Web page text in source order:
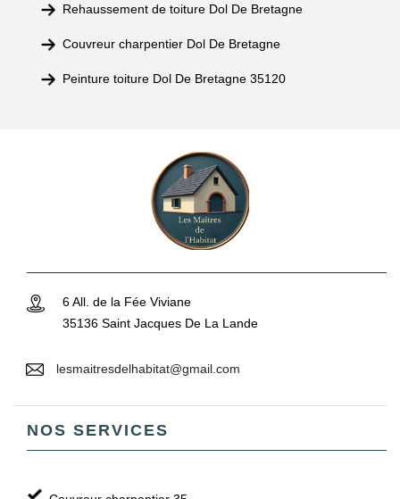
Rehaussement de toiture Dol De Bretagne
Couvreur charpentier Dol De Bretagne
Peinture toiture Dol De Bretagne 35120
6 All. de la Fée Viviane
35136 Saint Jacques De La Lande
lesmaitresdelhabitat@gmail.com
NOS SERVICES